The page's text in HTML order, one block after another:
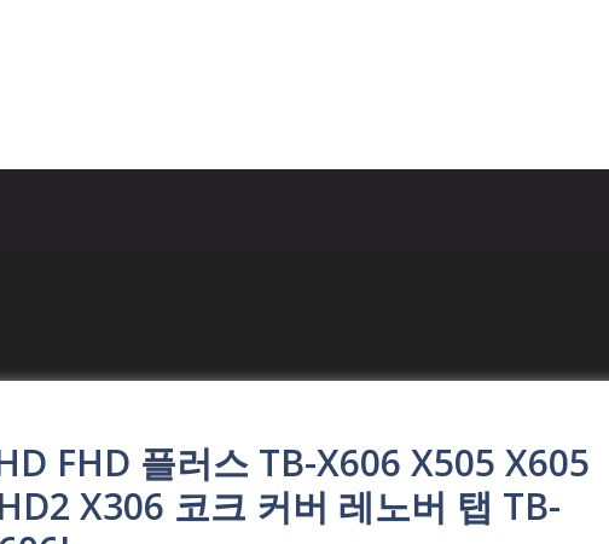
FHD 플러스 TB-X606 X505 X605
X306 코크 커버 레노버 탭 TB-